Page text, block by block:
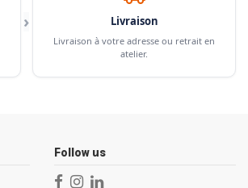
› Livraison
Livraison à votre adresse ou retrait en
atelier.
Follow us